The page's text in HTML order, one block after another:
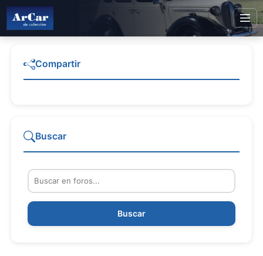
Compartir
Buscar
Buscar